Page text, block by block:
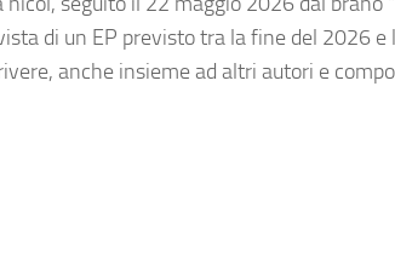
di un EP previsto tra la fine del 2026 e
anche insieme ad altri autori e